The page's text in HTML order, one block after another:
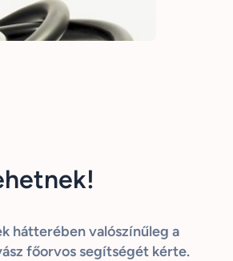
hátterében valószínűleg a
főorvos segítségét kérte.